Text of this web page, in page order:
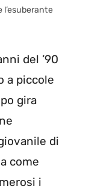
l’esuberante
del ’90
a piccole
gira
di
come
i